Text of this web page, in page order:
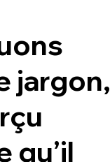
jargon,
qu’il